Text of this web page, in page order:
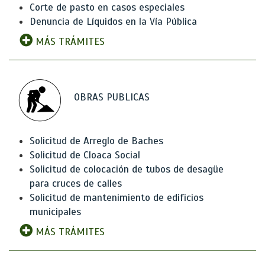
Corte de pasto en casos especiales
Denuncia de Líquidos en la Vía Pública
MÁS TRÁMITES
OBRAS PUBLICAS
Solicitud de Arreglo de Baches
Solicitud de Cloaca Social
Solicitud de colocación de tubos de desagüe
para cruces de calles
Solicitud de mantenimiento de edificios
municipales
MÁS TRÁMITES